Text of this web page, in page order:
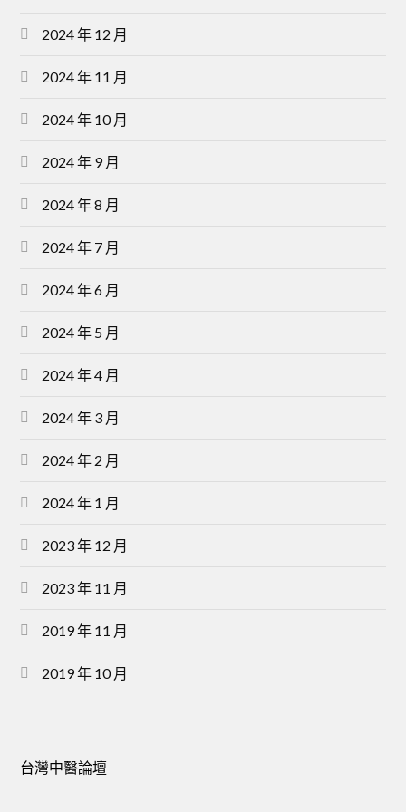
2024 年 12 月
2024 年 11 月
2024 年 10 月
2024 年 9 月
2024 年 8 月
2024 年 7 月
2024 年 6 月
2024 年 5 月
2024 年 4 月
2024 年 3 月
2024 年 2 月
2024 年 1 月
2023 年 12 月
2023 年 11 月
2019 年 11 月
2019 年 10 月
台灣中醫論壇